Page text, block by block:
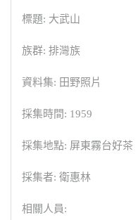
標題: 大武山
族群: 排灣族
資料集: 田野照片
採集時間: 1959
採集地點: 屏東霧台好茶
採集者: 衛惠林
相關人員: